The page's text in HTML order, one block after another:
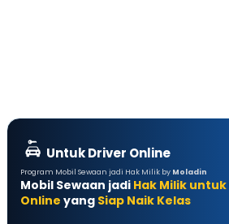
Untuk Driver Online
Program Mobil Sewaan jadi Hak Milik by Moladin
Mobil Sewaan jadi Hak Milik untuk
Online yang Siap Naik Kelas